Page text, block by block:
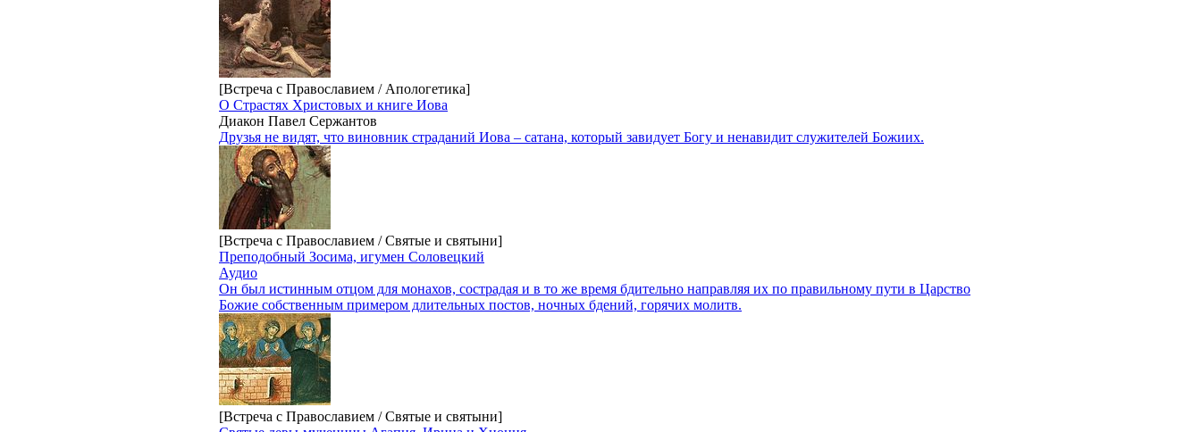
[Встреча с Православием / Апологетика]
О Страстях Христовых и книге Иова
Диакон Павел Сержантов
Друзья не видят, что виновник страданий Иова – сатана, который завидует Богу и ненавидит служителей Божиих.
[Встреча с Православием / Святые и святыни]
Преподобный Зосима, игумен Соловецкий
Аудио
Он был истинным отцом для монахов, сострадая и в то же время бдительно направляя их по правильному пути в Царство
Божие собственным примером длительных постов, ночных бдений, горячих молитв.
[Встреча с Православием / Святые и святыни]